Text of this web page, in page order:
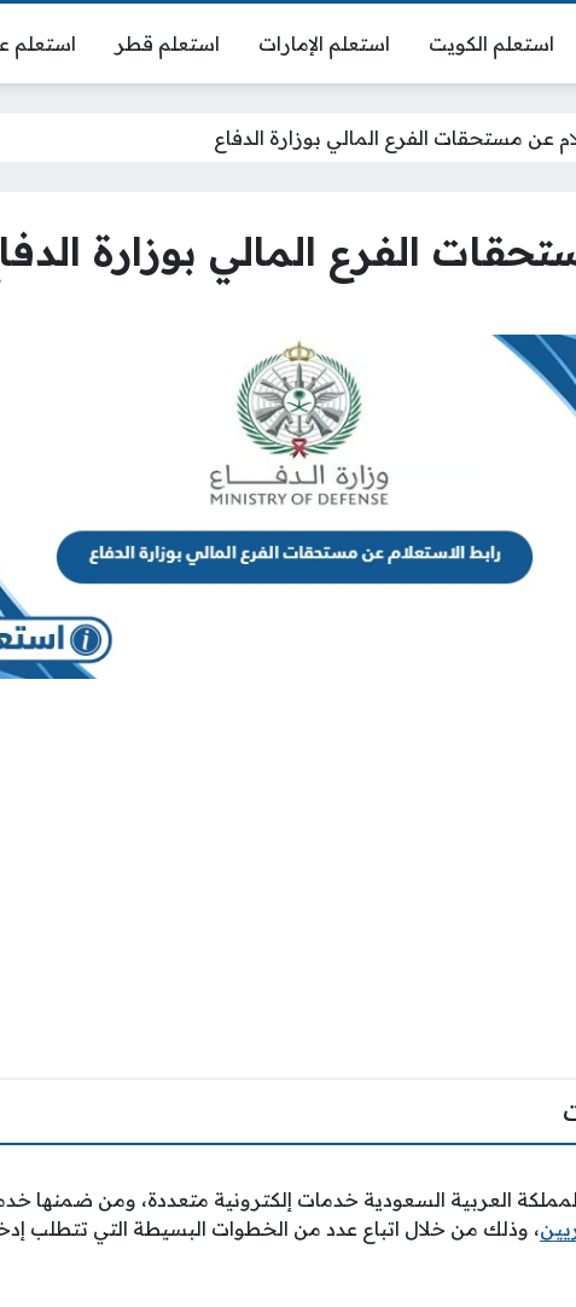
استعلم الكويت استعلم الإمارات استعلم قطر استعلم
عن مستحقات الفرع المالي بوزارة الدفاع
الفرع المالي بوزارة
العربية السعودية خدمات إلكترونية متعددة، ومن ضمنها
، وذلك من خلال اتباع عدد من الخطوات البسيطة التي تتطلب